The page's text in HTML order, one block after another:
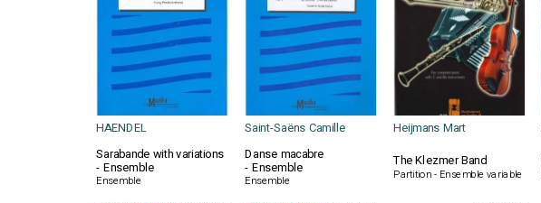
HAENDEL Saint-Saëns Camille Heijmans Mart
Sarabande with variations
- Ensemble
Ensemble
Danse macabre
- Ensemble
Ensemble
The Klezmer Band
Partition - Ensemble variable